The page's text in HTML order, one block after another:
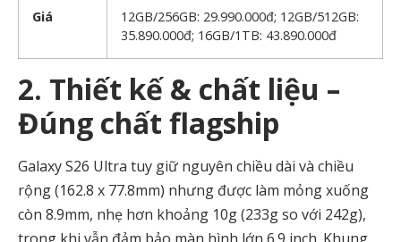
Giá
12GB/256GB: 29.990.000đ; 12GB/512GB:
35.890.000đ; 16GB/1TB: 43.890.000đ
2. Thiết kế & chất liệu –
Đúng chất flagship
Galaxy S26 Ultra tuy giữ nguyên chiều dài và chiều
rộng (162.8 x 77.8mm) nhưng được làm mỏng xuống
còn 8.9mm, nhẹ hơn khoảng 10g (233g so với 242g),